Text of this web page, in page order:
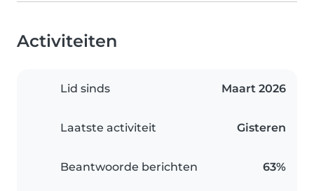
Activiteiten
Lid sinds Maart 2026
Laatste activiteit Gisteren
Beantwoorde berichten 63%